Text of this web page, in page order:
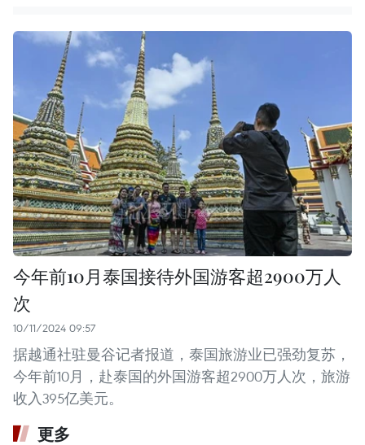
今年前10月泰国接待外国游客超2900万人
次
10/11/2024 09:57
据越通社驻曼谷记者报道，泰国旅游业已强劲复苏，
今年前10月，赴泰国的外国游客超2900万人次，旅游
收入395亿美元。
更多